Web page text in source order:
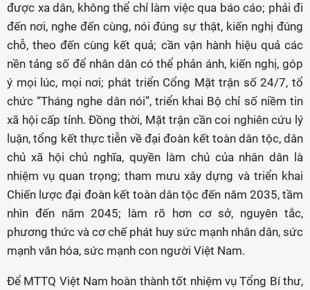
được xa dân, không thể chỉ làm việc qua báo cáo; phải đi
đến nơi, nghe đến cùng, nói đúng sự thật, kiến nghị đúng
chỗ, theo đến cùng kết quả; cần vận hành hiệu quả các
nền tảng số để nhân dân có thể phản ánh, kiến nghị, góp
ý mọi lúc, mọi nơi; phát triển Cổng Mặt trận số 24/7, tổ
chức “Tháng nghe dân nói”, triển khai Bộ chỉ số niềm tin
xã hội cấp tỉnh. Đồng thời, Mặt trận cần coi nghiên cứu lý
luận, tổng kết thực tiễn về đại đoàn kết toàn dân tộc, dân
chủ xã hội chủ nghĩa, quyền làm chủ của nhân dân là
nhiệm vụ quan trọng; tham mưu xây dựng và triển khai
Chiến lược đại đoàn kết toàn dân tộc đến năm 2035, tầm
nhìn đến năm 2045; làm rõ hơn cơ sở, nguyên tắc,
phương thức và cơ chế phát huy sức mạnh nhân dân, sức
mạnh văn hóa, sức mạnh con người Việt Nam.
Để MTTQ Việt Nam hoàn thành tốt nhiệm vụ Tổng Bí thư,